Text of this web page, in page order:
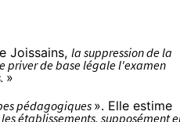
Joissains, la suppression de la
priver de base légale l'examen
»
pédagogiques». Elle estime
établissements, supposément